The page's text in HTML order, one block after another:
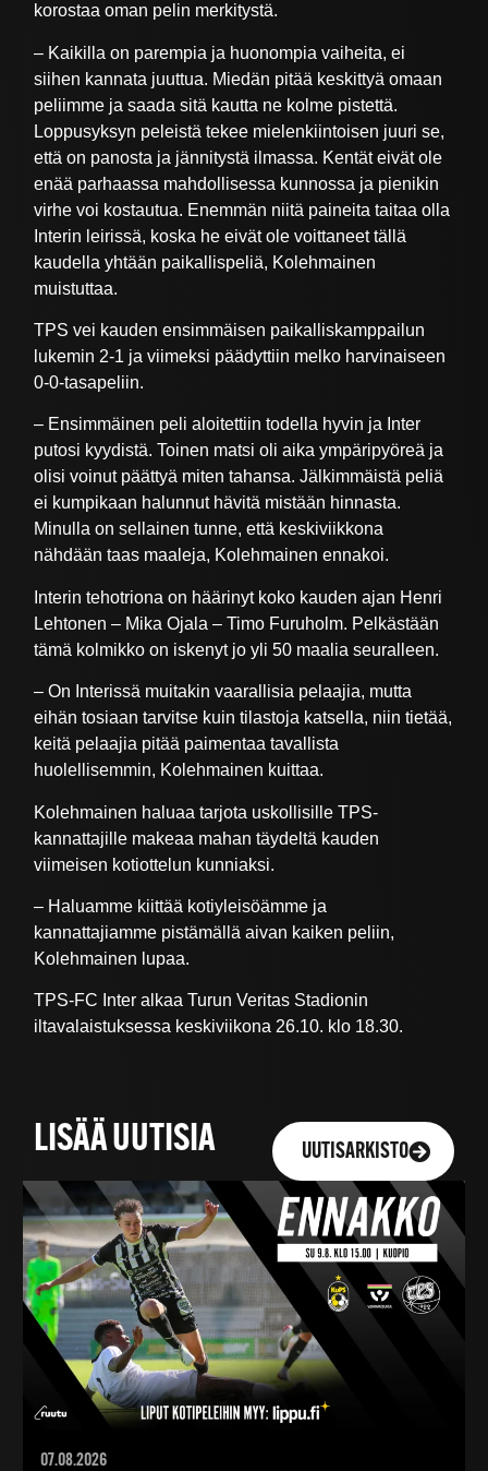
korostaa oman pelin merkitystä.
– Kaikilla on parempia ja huonompia vaiheita, ei
siihen kannata juuttua. Miedän pitää keskittyä omaan
peliimme ja saada sitä kautta ne kolme pistettä.
Loppusyksyn peleistä tekee mielenkiintoisen juuri se,
että on panosta ja jännitystä ilmassa. Kentät eivät ole
enää parhaassa mahdollisessa kunnossa ja pienikin
virhe voi kostautua. Enemmän niitä paineita taitaa olla
Interin leirissä, koska he eivät ole voittaneet tällä
kaudella yhtään paikallispeliä, Kolehmainen
muistuttaa.
TPS vei kauden ensimmäisen paikalliskamppailun
lukemin 2-1 ja viimeksi päädyttiin melko harvinaiseen
0-0-tasapeliin.
– Ensimmäinen peli aloitettiin todella hyvin ja Inter
putosi kyydistä. Toinen matsi oli aika ympäripyöreä ja
olisi voinut päättyä miten tahansa. Jälkimmäistä peliä
ei kumpikaan halunnut hävitä mistään hinnasta.
Minulla on sellainen tunne, että keskiviikkona
nähdään taas maaleja, Kolehmainen ennakoi.
Interin tehotriona on häärinyt koko kauden ajan Henri
Lehtonen – Mika Ojala – Timo Furuholm. Pelkästään
tämä kolmikko on iskenyt jo yli 50 maalia seuralleen.
– On Interissä muitakin vaarallisia pelaajia, mutta
eihän tosiaan tarvitse kuin tilastoja katsella, niin tietää,
keitä pelaajia pitää paimentaa tavallista
huolellisemmin, Kolehmainen kuittaa.
Kolehmainen haluaa tarjota uskollisille TPS-
kannattajille makeaa mahan täydeltä kauden
viimeisen kotiottelun kunniaksi.
– Haluamme kiittää kotiyleisöämme ja
kannattajiamme pistämällä aivan kaiken peliin,
Kolehmainen lupaa.
TPS-FC Inter alkaa Turun Veritas Stadionin
iltavalaistuksessa keskiviikona 26.10. klo 18.30.
LISÄÄ UUTISIA UUTISARKISTO
07.08.2026